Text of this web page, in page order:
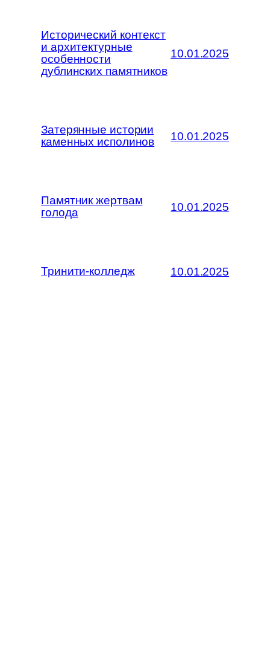
Исторический контекст
и архитектурные
особенности
дублинских памятников
10.01.2025
Затерянные истории
каменных исполинов
10.01.2025
Памятник жертвам
голода
10.01.2025
Тринити-колледж 10.01.2025